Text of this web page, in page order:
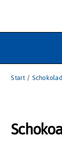
Start /